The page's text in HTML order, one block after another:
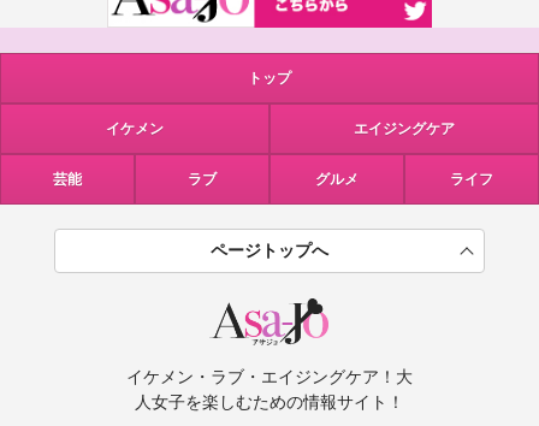
トップ
イケメン エイジングケア
芸能 ラブ グルメ ライフ
ページトップへ
イケメン・ラブ・エイジングケア！大
人女子を楽しむための情報サイト！